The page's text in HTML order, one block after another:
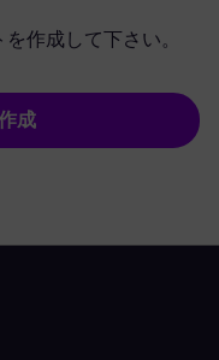
作成して下さい。
成